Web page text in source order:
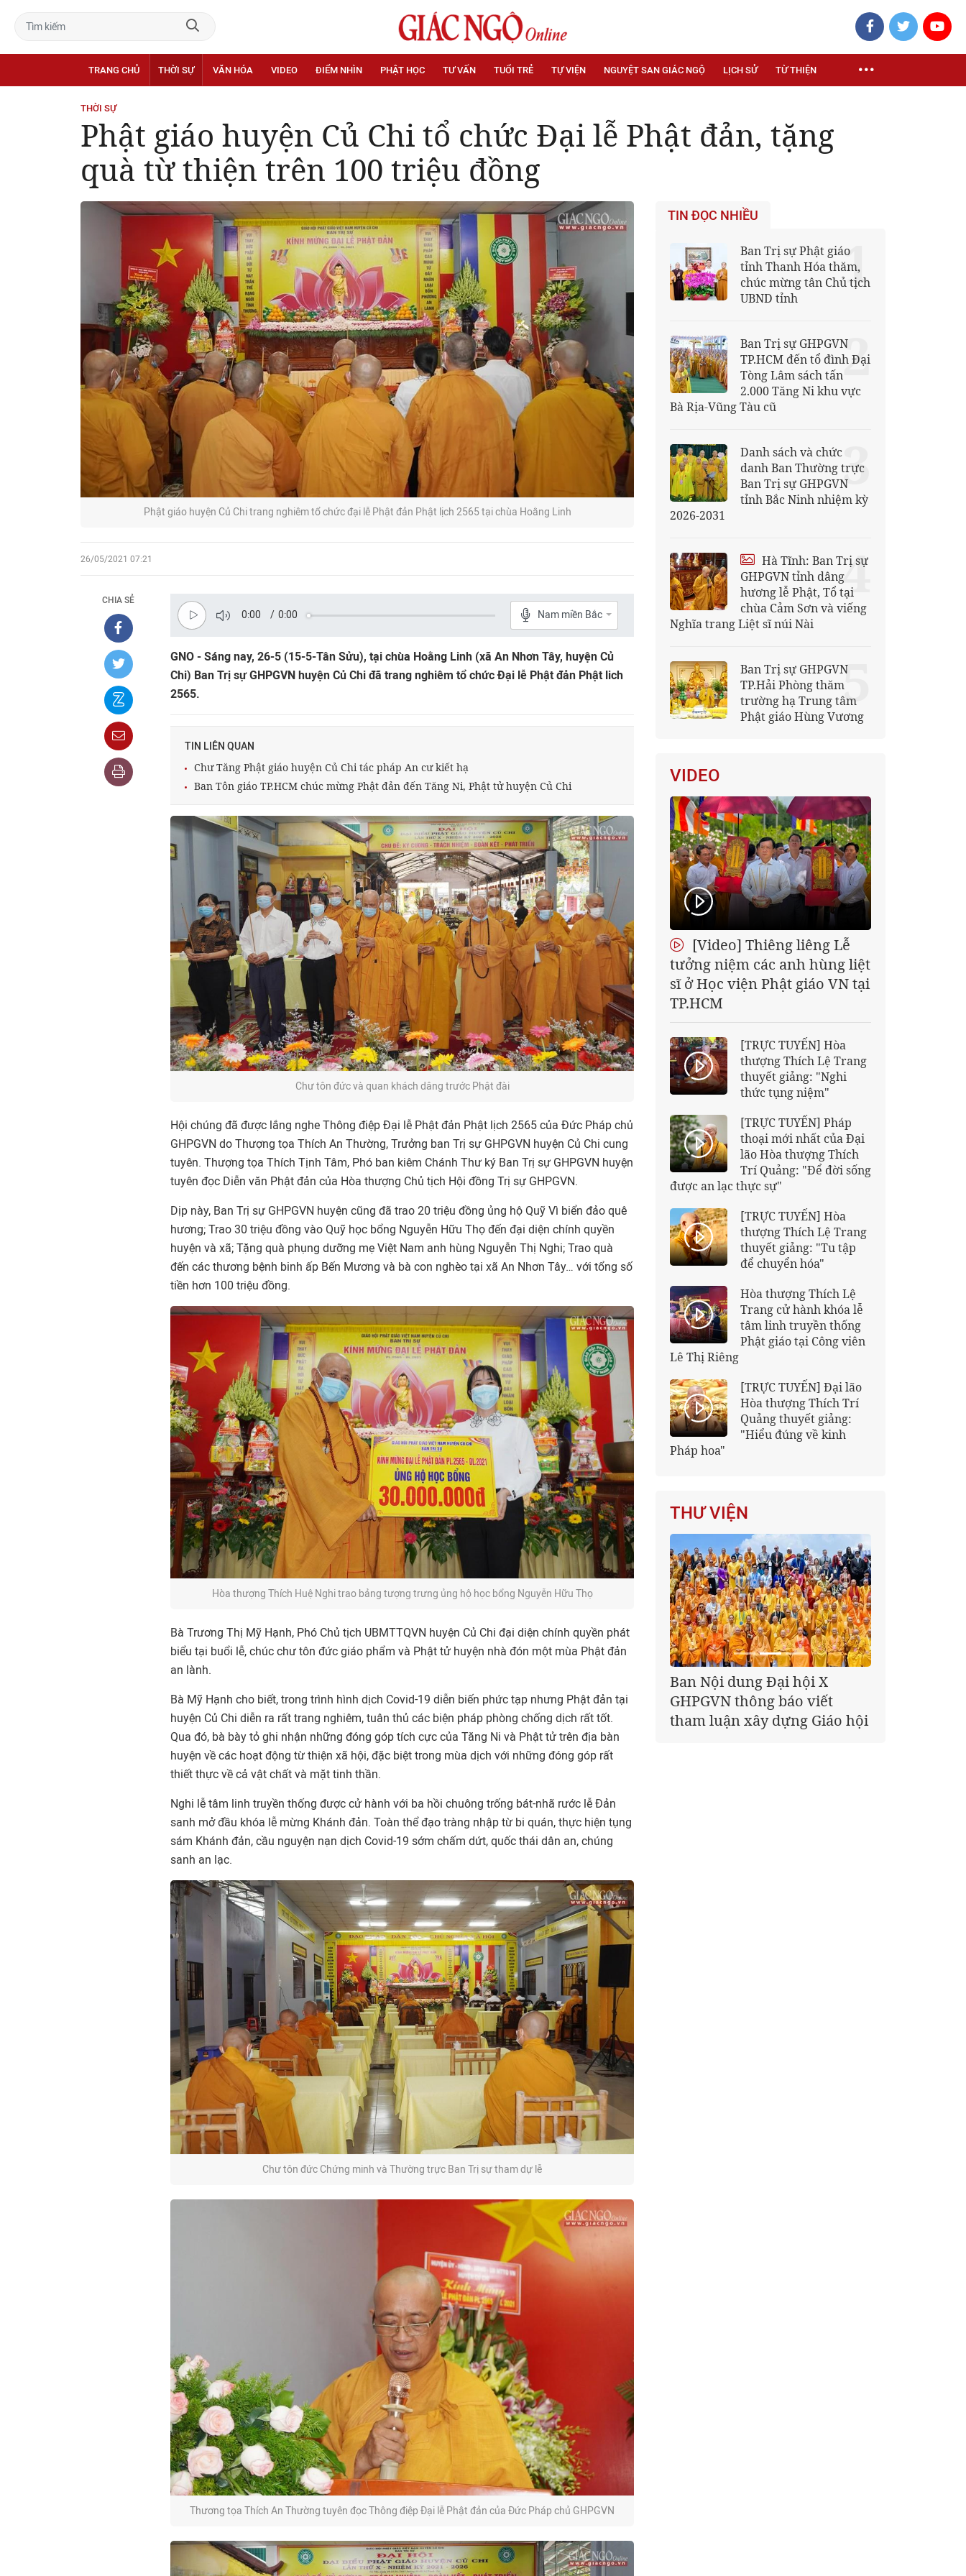
TRANG CHỦ THỜI SỰ VĂN HÓA VIDEO ĐIỂM NHÌN PHẬT HỌC TƯ VẤN TUỔI TRẺ TỰ VIỆN NGUYỆT SAN GIÁC NGỘ LỊCH SỬ TỪ THIỆN
THỜI SỰ
Phật giáo huyện Củ Chi tổ chức Đại lễ Phật đản, tặng
quà từ thiện trên 100 triệu đồng
Phật giáo huyện Củ Chi trang nghiêm tổ chức đại lễ Phật đản Phật lịch 2565 tại chùa Hoằng Linh
26/05/2021 07:21
CHIA SẺ
0:00 / 0:00 Nam miền Bắc
GNO - Sáng nay, 26-5 (15-5-Tân Sửu), tại chùa Hoằng Linh (xã An Nhơn Tây, huyện Củ
Chi) Ban Trị sự GHPGVN huyện Củ Chi đã trang nghiêm tổ chức Đại lễ Phật đản Phật lich
2565.
TIN LIÊN QUAN
Chư Tăng Phật giáo huyện Củ Chi tác pháp An cư kiết hạ
Ban Tôn giáo TP.HCM chúc mừng Phật đản đến Tăng Ni, Phật tử huyện Củ Chi
Chư tôn đức và quan khách dâng trước Phật đài
Hội chúng đã được lắng nghe Thông điệp Đại lễ Phật đản Phật lịch 2565 của Đức Pháp chủ
GHPGVN do Thượng tọa Thích An Thường, Trưởng ban Trị sự GHPGVN huyện Củ Chi cung
tuyên. Thượng tọa Thích Tịnh Tâm, Phó ban kiêm Chánh Thư ký Ban Trị sự GHPGVN huyện
tuyên đọc Diễn văn Phật đản của Hòa thượng Chủ tịch Hội đồng Trị sự GHPGVN.
Dịp này, Ban Trị sự GHPGVN huyện cũng đã trao 20 triệu đồng ủng hộ Quỹ Vì biển đảo quê
hương; Trao 30 triệu đồng vào Quỹ học bổng Nguyễn Hữu Thọ đến đại diện chính quyền
huyện và xã; Tặng quà phụng dưỡng mẹ Việt Nam anh hùng Nguyễn Thị Nghi; Trao quà
đến các thương bệnh binh ấp Bến Mương và bà con nghèo tại xã An Nhơn Tây… với tổng số
tiền hơn 100 triệu đồng.
Hòa thượng Thích Huệ Nghi trao bảng tượng trưng ủng hộ học bổng Nguyễn Hữu Thọ
Bà Trương Thị Mỹ Hạnh, Phó Chủ tịch UBMTTQVN huyện Củ Chi đại diện chính quyền phát
biểu tại buổi lễ, chúc chư tôn đức giáo phẩm và Phật tử huyện nhà đón một mùa Phật đản
an lành.
Bà Mỹ Hạnh cho biết, trong trình hình dịch Covid-19 diễn biến phức tạp nhưng Phật đản tại
huyện Củ Chi diễn ra rất trang nghiêm, tuân thủ các biện pháp phòng chống dịch rất tốt.
Qua đó, bà bày tỏ ghi nhận những đóng góp tích cực của Tăng Ni và Phật tử trên địa bàn
huyện về các hoạt động từ thiện xã hội, đặc biệt trong mùa dịch với những đóng góp rất
thiết thực về cả vật chất và mặt tinh thần.
Nghi lễ tâm linh truyền thống được cử hành với ba hồi chuông trống bát-nhã rước lễ Đản
sanh mở đầu khóa lễ mừng Khánh đản. Toàn thể đạo tràng nhập từ bi quán, thực hiện tụng
sám Khánh đản, cầu nguyện nạn dịch Covid-19 sớm chấm dứt, quốc thái dân an, chúng
sanh an lạc.
Chư tôn đức Chứng minh và Thường trực Ban Trị sự tham dự lễ
Thương tọa Thích An Thường tuyên đọc Thông điệp Đại lễ Phật đản của Đức Pháp chủ GHPGVN
TIN ĐỌC NHIỀU
Ban Trị sự Phật giáo
tỉnh Thanh Hóa thăm,
chúc mừng tân Chủ tịch
UBND tỉnh
1
Ban Trị sự GHPGVN
TP.HCM đến tổ đình Đại
Tòng Lâm sách tấn
2.000 Tăng Ni khu vực
Bà Rịa-Vũng Tàu cũ
2
Danh sách và chức
danh Ban Thường trực
Ban Trị sự GHPGVN
tỉnh Bắc Ninh nhiệm kỳ
2026-2031
3
Hà Tĩnh: Ban Trị sự
GHPGVN tỉnh dâng
hương lễ Phật, Tổ tại
chùa Cảm Sơn và viếng
Nghĩa trang Liệt sĩ núi Nài
4
Ban Trị sự GHPGVN
TP.Hải Phòng thăm
trường hạ Trung tâm
Phật giáo Hùng Vương
5
VIDEO
[Video] Thiêng liêng Lễ
tưởng niệm các anh hùng liệt
sĩ ở Học viện Phật giáo VN tại
TP.HCM
[TRỰC TUYẾN] Hòa
thượng Thích Lệ Trang
thuyết giảng: "Nghi
thức tụng niệm"
[TRỰC TUYẾN] Pháp
thoại mới nhất của Đại
lão Hòa thượng Thích
Trí Quảng: "Để đời sống
được an lạc thực sự"
[TRỰC TUYẾN] Hòa
thượng Thích Lệ Trang
thuyết giảng: "Tu tập
để chuyển hóa"
Hòa thượng Thích Lệ
Trang cử hành khóa lễ
tâm linh truyền thống
Phật giáo tại Công viên
Lê Thị Riêng
[TRỰC TUYẾN] Đại lão
Hòa thượng Thích Trí
Quảng thuyết giảng:
"Hiểu đúng về kinh
Pháp hoa"
THƯ VIỆN
Giáo hội kêu gọi Tăng Ni,
Phật tử cả nước thể hiện tấm
lòng tri ân trọn vẹn nghĩa